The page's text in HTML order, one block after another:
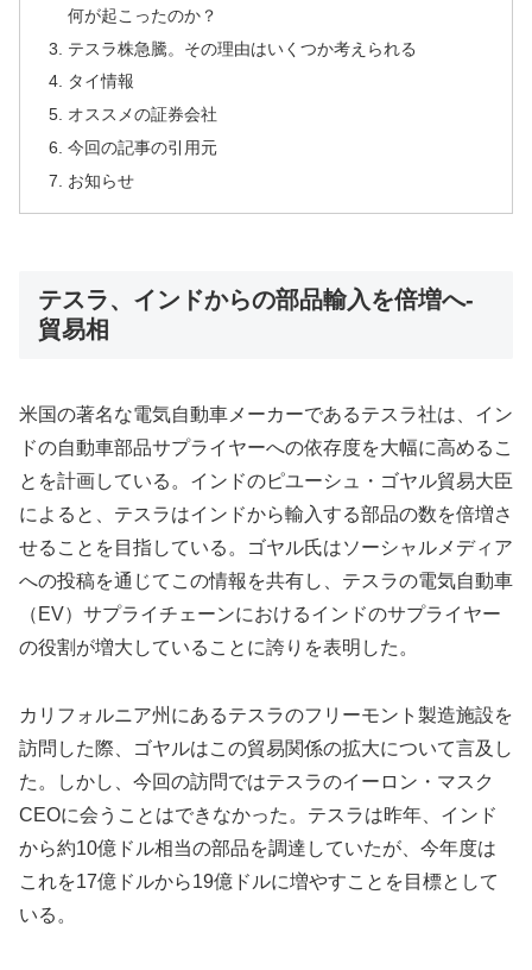
何が起こったのか？
テスラ株急騰。その理由はいくつか考えられる
タイ情報
オススメの証券会社
今回の記事の引用元
お知らせ
テスラ、インドからの部品輸入を倍増へ-
貿易相
米国の著名な電気自動車メーカーであるテスラ社は、イン
ドの自動車部品サプライヤーへの依存度を大幅に高めるこ
とを計画している。インドのピユーシュ・ゴヤル貿易大臣
によると、テスラはインドから輸入する部品の数を倍増さ
せることを目指している。ゴヤル氏はソーシャルメディア
への投稿を通じてこの情報を共有し、テスラの電気自動車
（EV）サプライチェーンにおけるインドのサプライヤー
の役割が増大していることに誇りを表明した。
カリフォルニア州にあるテスラのフリーモント製造施設を
訪問した際、ゴヤルはこの貿易関係の拡大について言及し
た。しかし、今回の訪問ではテスラのイーロン・マスク
CEOに会うことはできなかった。テスラは昨年、インド
から約10億ドル相当の部品を調達していたが、今年度は
これを17億ドルから19億ドルに増やすことを目標として
いる。